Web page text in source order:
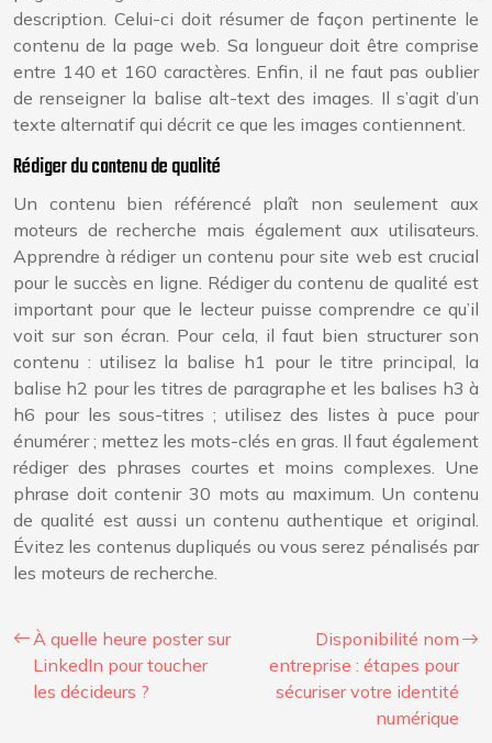
description. Celui-ci doit résumer de façon pertinente le
contenu de la page web. Sa longueur doit être comprise
entre 140 et 160 caractères. Enfin, il ne faut pas oublier
de renseigner la balise alt-text des images. Il s’agit d’un
texte alternatif qui décrit ce que les images contiennent.
Rédiger du contenu de qualité
Un contenu bien référencé plaît non seulement aux
moteurs de recherche mais également aux utilisateurs.
Apprendre à rédiger un contenu pour site web est crucial
pour le succès en ligne. Rédiger du contenu de qualité est
important pour que le lecteur puisse comprendre ce qu’il
voit sur son écran. Pour cela, il faut bien structurer son
contenu : utilisez la balise h1 pour le titre principal, la
balise h2 pour les titres de paragraphe et les balises h3 à
h6 pour les sous-titres ; utilisez des listes à puce pour
énumérer ; mettez les mots-clés en gras. Il faut également
rédiger des phrases courtes et moins complexes. Une
phrase doit contenir 30 mots au maximum. Un contenu
de qualité est aussi un contenu authentique et original.
Évitez les contenus dupliqués ou vous serez pénalisés par
les moteurs de recherche.
À quelle heure poster sur
LinkedIn pour toucher
les décideurs ?
Disponibilité nom
entreprise : étapes pour
sécuriser votre identité
numérique